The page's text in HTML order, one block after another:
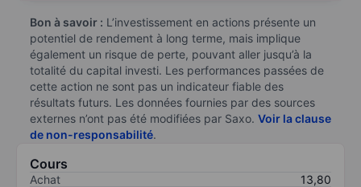
Bon à savoir : L’investissement en actions présente un
potentiel de rendement à long terme, mais implique
également un risque de perte, pouvant aller jusqu’à la
totalité du capital investi. Les performances passées de
cette action ne sont pas un indicateur fiable des
résultats futurs. Les données fournies par des sources
externes n’ont pas été modifiées par Saxo. Voir la clause
de non-responsabilité.
Cours
Achat
13,80